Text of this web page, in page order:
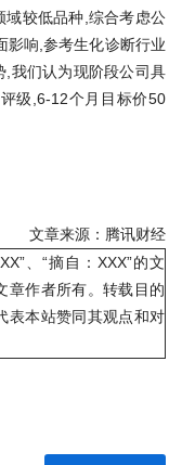
较低品种,综合考虑公
影响,参考生化诊断行业
,我们认为现阶段公司具
级,6-12个月目标价50
文章来源：腾讯财经
、“摘自：XXX”的文
章作者所有。转载目的
表本站赞同其观点和对